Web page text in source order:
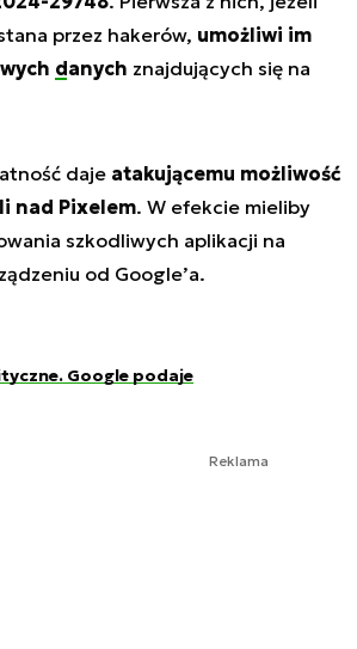
przez hakerów, umożliwi im
danych znajdujących się na
daje atakującemu możliwość
nad Pixelem. W efekcie mieliby
szkodliwych aplikacji na
od Google’a.
Google podaje
Reklama